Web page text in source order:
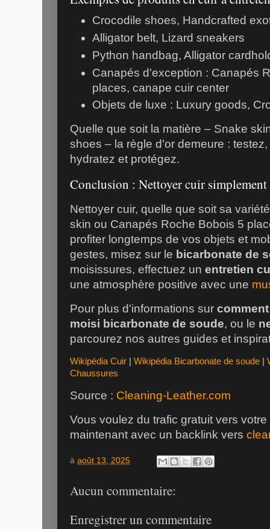
Crocodile shoes, Handcrafted
Alligator belt, Lizard sneakers
Python handbag,Alligator
Canapés d'exception : Canapés
places,canape cuir center
Objets de luxe : Luxury goods,
Quelle que soit la matière – Snake
shoes – la règle d'or demeure :
hydratez et protégez.
Conclusion : Nettoyer cuir
Nettoyer cuir, quelle que soit sa
skin ou Canapés Roche Bobois 5
profiter longtemps de vos objets et
gestes, misez sur le bicarbonate de
moisissures, effectuez un entretien
une atmosphère positive avec une
Pour plus d'informations sur
moisi bicarbonate de soude, ou le
parcourez nos autres guides et
Wikipédia Cuir | Wikipédia Bicarbonate de soude |
Chaussures
Source : Cleaning-Leather.com
Vous voulez du trafic gratuit vers
maintenant avec un backlink vers
à août 13, 2025
Aucun commentaire:
Enregistrer un commentaire